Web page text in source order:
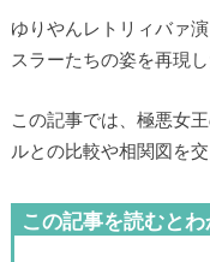
ゆりやんレトリィバァ
スラーたちの姿を再現
この記事では、極悪女
ルとの比較や相関図を
この記事を読むとわ